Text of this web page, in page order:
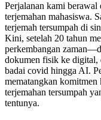
Perjalanan kami
terjemahan mahasiswa.
terjemah tersumpah di
Kini, setelah 20 tahun
perkembangan
dokumen fisik ke digital,
badai covid hingga AI.
mematangkan
terjemahan tersumpah
tentunya.